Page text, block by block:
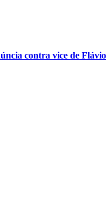
contra vice de Flávio